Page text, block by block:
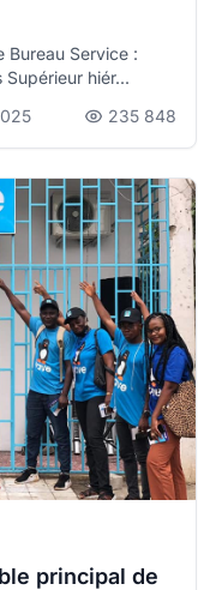
Bureau Service :
hiér...
235 848
principal de